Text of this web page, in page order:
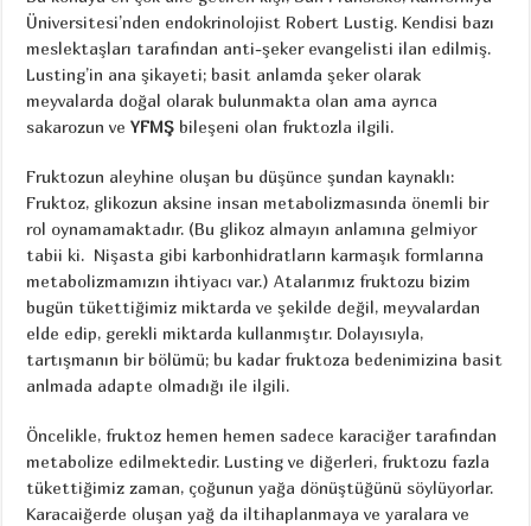
Üniversitesi’nden endokrinolojist Robert Lustig. Kendisi bazı
meslektaşları tarafından anti-şeker evangelisti ilan edilmiş.
Lusting’in ana şikayeti; basit anlamda şeker olarak
meyvalarda doğal olarak bulunmakta olan ama ayrıca
sakarozun veYFMŞ bileşeni olan fruktozla ilgili.
Fruktozun aleyhine oluşan bu düşünce şundan kaynaklı:
Fruktoz, glikozun aksine insan metabolizmasında önemli bir
rol oynamamaktadır. (Bu glikoz almayın anlamına gelmiyor
tabii ki. Nişasta gibi karbonhidratların karmaşık formlarına
metabolizmamızın ihtiyacı var.) Atalarımız fruktozu bizim
bugün tükettiğimiz miktarda ve şekilde değil, meyvalardan
elde edip, gerekli miktarda kullanmıştır. Dolayısıyla,
tartışmanın bir bölümü; bu kadar fruktoza bedenimizina basit
anlmada adapte olmadığı ile ilgili.
Öncelikle, fruktoz hemen hemen sadece karaciğer tarafından
metabolize edilmektedir. Lusting ve diğerleri, fruktozu fazla
tükettiğimiz zaman, çoğunun yağa dönüştüğünü söylüyorlar.
Karacaiğerde oluşan yağ da iltihaplanmaya ve yaralara ve